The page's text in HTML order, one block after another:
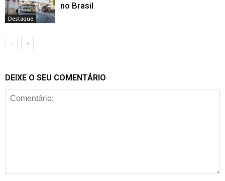
Destaque
no Brasil
DEIXE O SEU COMENTÁRIO